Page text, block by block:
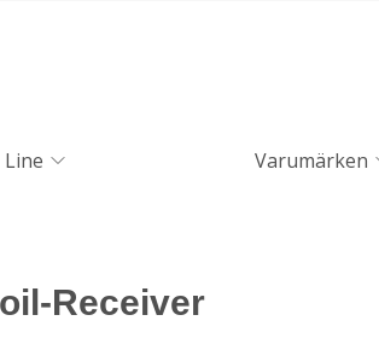
Line Varumärken
Receiver